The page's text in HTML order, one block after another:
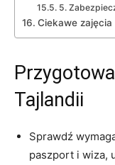
5.
Ciekawe
Tajlandii
Sprawdź
paszport i wiza,